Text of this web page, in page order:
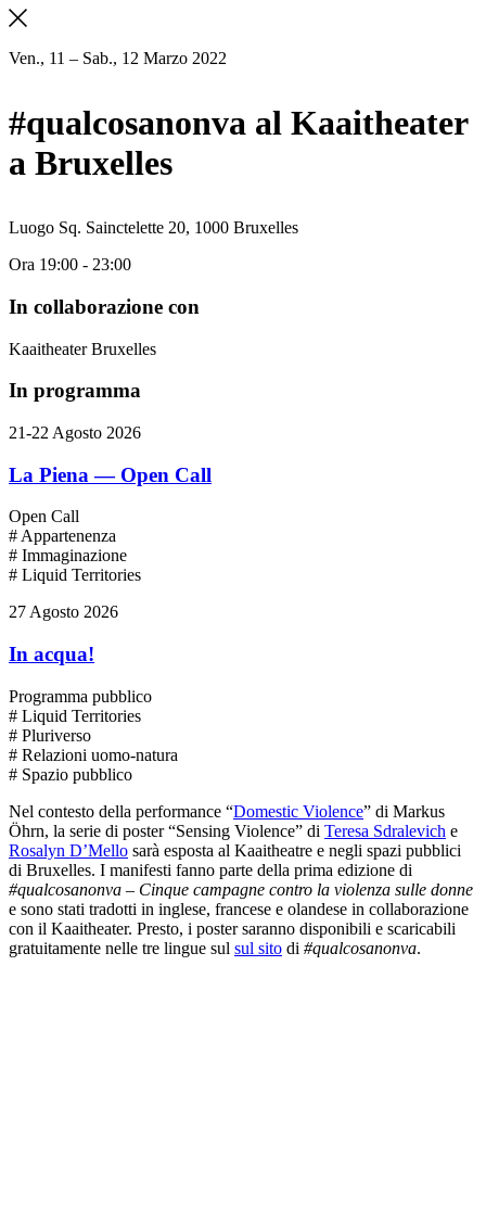
Ven., 11 – Sab., 12 Marzo 2022
#qualcosanonva al Kaaitheater
a Bruxelles
Luogo Sq. Sainctelette 20, 1000 Bruxelles
Ora 19:00 - 23:00
In collaborazione con
Kaaitheater Bruxelles
In programma
21-22 Agosto 2026
La Piena — Open Call
Open Call
# Appartenenza
# Immaginazione
# Liquid Territories
27 Agosto 2026
In acqua!
Programma pubblico
# Liquid Territories
# Pluriverso
# Relazioni uomo-natura
# Spazio pubblico
Nel contesto della performance “Domestic Violence” di Markus
Öhrn, la serie di poster “Sensing Violence” di Teresa Sdralevich e
Rosalyn D’Mello sarà esposta al Kaaitheatre e negli spazi pubblici
di Bruxelles. I manifesti fanno parte della prima edizione di
#qualcosanonva – Cinque campagne contro la violenza sulle donne
e sono stati tradotti in inglese, francese e olandese in collaborazione
con il Kaaitheater. Presto, i poster saranno disponibili e scaricabili
gratuitamente nelle tre lingue sul sul sito di #qualcosanonva.